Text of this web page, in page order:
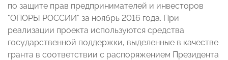
по защите прав предпринимателей и инвесторов
"ОПОРЫ РОССИИ" за ноябрь 2016 года. При
реализации проекта используются средства
государственной поддержки, выделенные в качестве
гранта в соответствии с распоряжением Президента